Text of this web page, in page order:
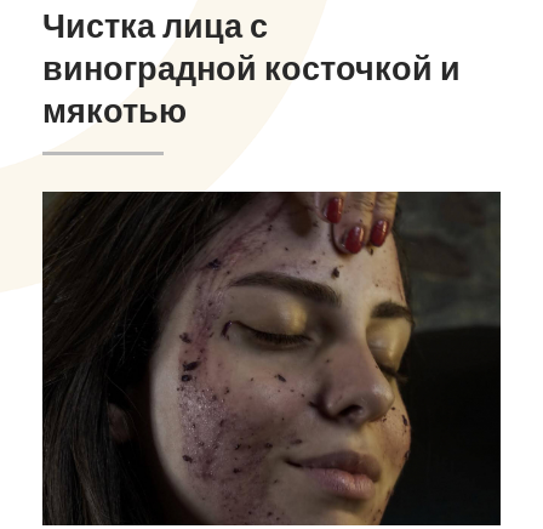
Чистка лица с
виноградной косточкой и
мякотью